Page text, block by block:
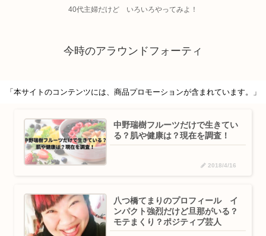
40代主婦だけど いろいろやってみよ！
今時のアラウンドフォーティ
「本サイトのコンテンツには、商品プロモーションが含まれています。」
中野瑞樹フルーツだけで生きてい
る？肌や健康は？現在を調査！
2018/4/16
八つ橋てまりのプロフィール イ
ンパクト強烈だけど旦那がいる？
モテまくり？ポジティブ芸人